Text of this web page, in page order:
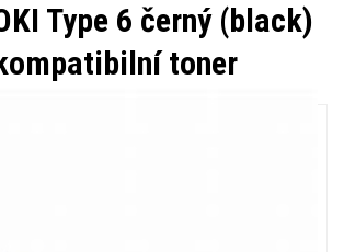
Type 6 černý (black)
toner